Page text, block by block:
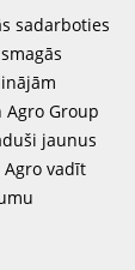
sadarboties
Group
jaunus
vadīt